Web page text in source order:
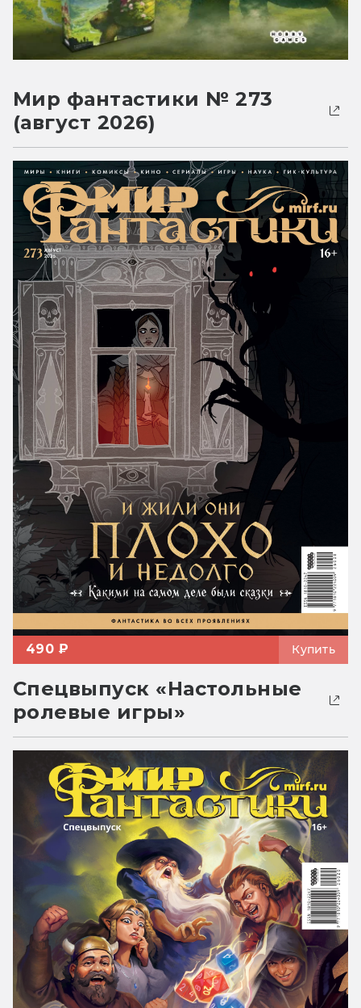
Мир фантастики № 273
(август 2026)
490 ₽ Купить
Спецвыпуск «Настольные
ролевые игры»